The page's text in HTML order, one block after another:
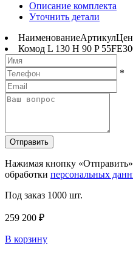
Описание комплекта
Уточнить детали
НаименованиеАртикул
Комод L 130 H 90 P 55
*
Отправить
Нажимая кнопку
обработки персональных
Под заказ 1000 шт.
259 200 ₽
В корзину